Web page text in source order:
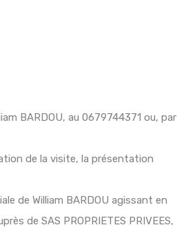
BARDOU, au 0679744371 ou, par
de la visite, la présentation
de William BARDOU agissant en
de SAS PROPRIETES PRIVEES,